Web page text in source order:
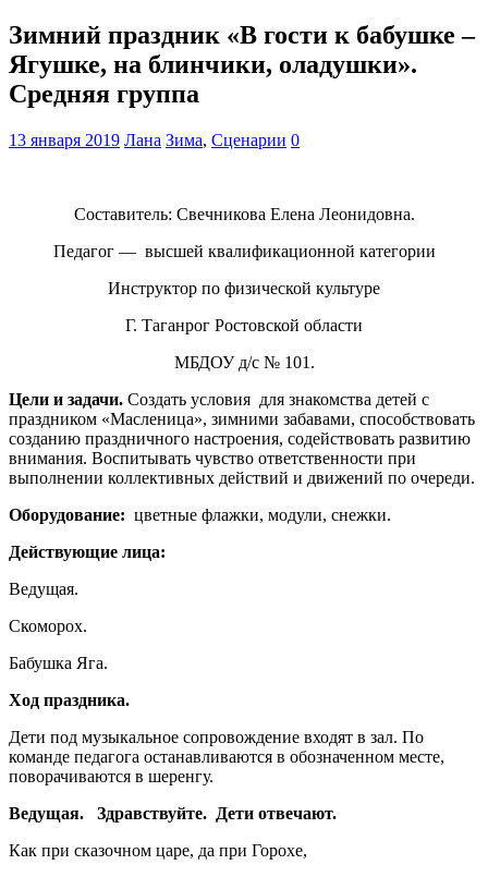
Зимний праздник «В гости к бабушке –
Ягушке, на блинчики, оладушки».
Средняя группа
13 января 2019 Лана Зима, Сценарии 0
Составитель: Свечникова Елена Леонидовна.
Педагог — высшей квалификационной категории
Инструктор по физической культуре
Г. Таганрог Ростовской области
МБДОУ д/с № 101.
Цели и задачи. Создать условия для знакомства детей с
праздником «Масленица», зимними забавами, способствовать
созданию праздничного настроения, содействовать развитию
внимания. Воспитывать чувство ответственности при
выполнении коллективных действий и движений по очереди.
Оборудование: цветные флажки, модули, снежки.
Действующие лица:
Ведущая.
Скоморох.
Бабушка Яга.
Ход праздника.
Дети под музыкальное сопровождение входят в зал. По
команде педагога останавливаются в обозначенном месте,
поворачиваются в шеренгу.
Ведущая. Здравствуйте. Дети отвечают.
Как при сказочном царе, да при Горохе,